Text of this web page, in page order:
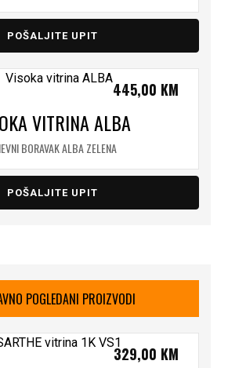
POŠALJITE UPIT
VITRINA ALBA
BORAVAK ALBA ZELENA
445,00 KM
POŠALJITE UPIT
POGLEDANI PROIZVODI
329,00 KM